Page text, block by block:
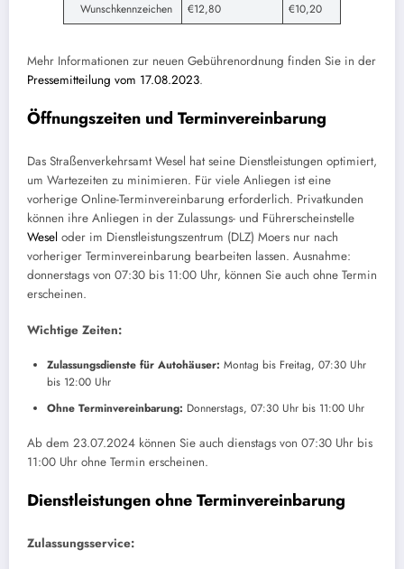
Wunschkennzeichen
€12,80 €10,20
Mehr Informationen zur neuen Gebührenordnung finden Sie in der
Pressemitteilung vom 17.08.2023.
Öffnungszeiten und Terminvereinbarung
Das Straßenverkehrsamt Wesel hat seine Dienstleistungen optimiert,
um Wartezeiten zu minimieren. Für viele Anliegen ist eine
vorherige Online-Terminvereinbarung erforderlich. Privatkunden
können ihre Anliegen in der Zulassungs- und Führerscheinstelle
Wesel oder im Dienstleistungszentrum (DLZ) Moers nur nach
vorheriger Terminvereinbarung bearbeiten lassen. Ausnahme:
donnerstags von 07:30 bis 11:00 Uhr, können Sie auch ohne Termin
erscheinen.
Wichtige Zeiten:
Zulassungsdienste für Autohäuser: Montag bis Freitag, 07:30 Uhr
bis 12:00 Uhr
Ohne Terminvereinbarung: Donnerstags, 07:30 Uhr bis 11:00 Uhr
Ab dem 23.07.2024 können Sie auch dienstags von 07:30 Uhr bis
11:00 Uhr ohne Termin erscheinen.
Dienstleistungen ohne Terminvereinbarung
Zulassungsservice: